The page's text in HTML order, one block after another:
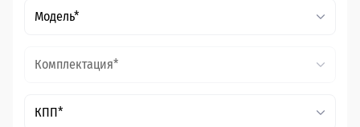
Модель*
Комплектация*
КПП*